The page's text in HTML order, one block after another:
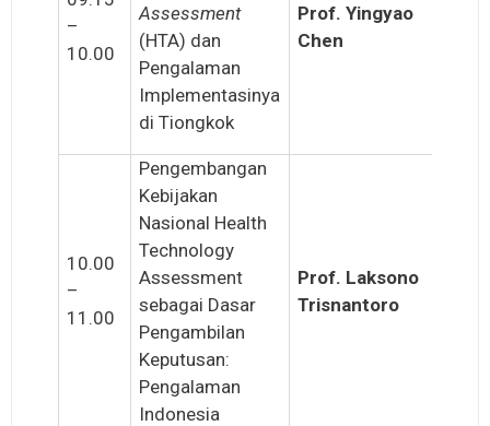
–
10.00
Assessment
(HTA) dan
Pengalaman
Implementasinya
di Tiongkok
Prof. Yingyao
Chen
10.00
–
11.00
Pengembangan
Kebijakan
Nasional Health
Technology
Assessment
sebagai Dasar
Pengambilan
Keputusan:
Pengalaman
Indonesia
Prof. Laksono
Trisnantoro